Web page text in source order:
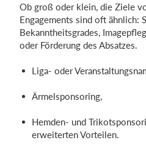
Ob groß oder klein, die Ziele
Engagements sind oft ähnlich:
Bekanntheitsgrades,
oder Förderung des Absatzes.
Liga- oder
Ärmelsponsoring,
Hemden- und
erweiterten Vorteilen.